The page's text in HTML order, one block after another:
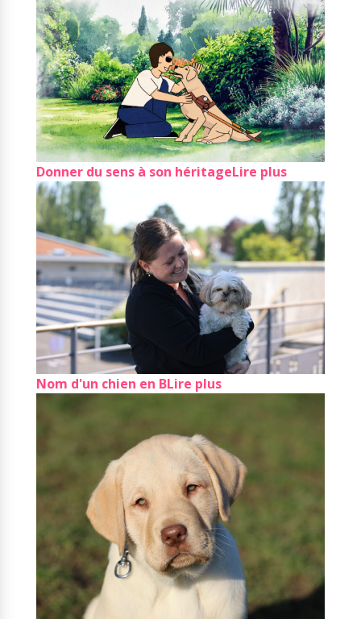
Donner du sens à son héritageLire plus
Nom d'un chien en BLire plus